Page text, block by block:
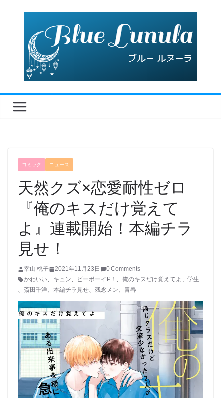
コミック ニュース
天然クズ×恋愛耐性ゼロ
『俺のキスだけ覚えて
よ』連載開始！本編チラ
見せ！
幸山 桃子 2021年11月23日
0 Comments
かわいい、 キュン、 ビーボーイP！ 、 俺のキスだけ覚えてよ 、 学生
、 斎田千洋、 本編チラ見せ、 残念メン、 青春